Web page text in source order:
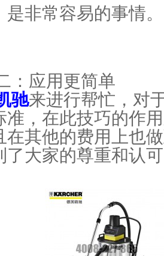
非常容易的事情。
应用更简单
驰来进行帮忙，对
准，在此技巧的作
在其他的费用上也
了大家的尊重和认